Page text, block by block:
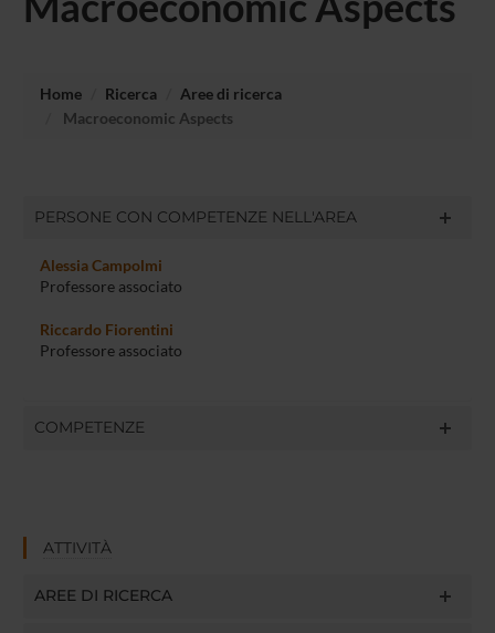
Home Ricerca
Aree di ricerca
Macroeconomic Aspects
PERSONE CON COMPETENZE NELL'AREA
Alessia Campolmi
Professore associato
Riccardo Fiorentini
Professore associato
COMPETENZE
ATTIVITÀ
AREE DI RICERCA